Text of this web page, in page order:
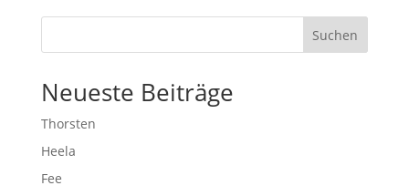
Suchen
Neueste Beiträge
Thorsten
Heela
Fee